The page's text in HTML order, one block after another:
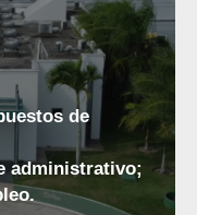
de
administrativo;